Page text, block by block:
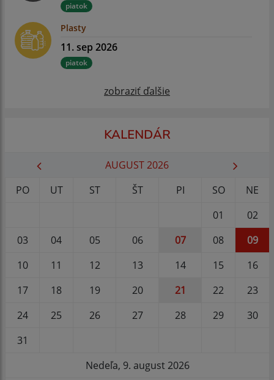
piatok
Plasty
11. sep 2026
piatok
zobraziť ďalšie
KALENDÁR
AUGUST 2026
PO
UT ST ŠT PI SO
NE
01
02
03
04 05 06 07 08
09
10
11 12 13 14 15
16
17
18 19 20 21 22
23
24
25 26 27 28 29
30
31
Nedeľa, 9. august 2026